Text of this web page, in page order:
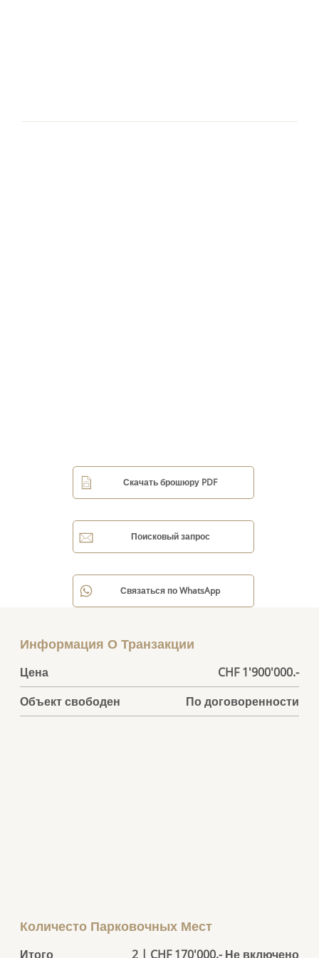
Скачать брошюру PDF
Поисковый запрос
Связаться по WhatsApp
Информация О Транзакции
Цена
CHF 1'900'000.-
Объект свободен
По договоренности
Количесто Парковочных Мест
Итого 2 | CHF 170'000.- Не включено